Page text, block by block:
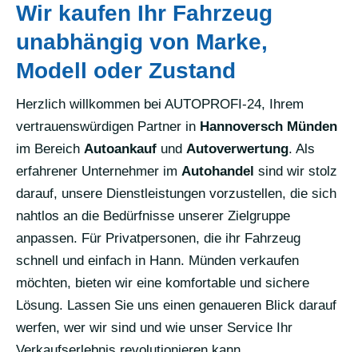
Wir kaufen Ihr Fahrzeug
unabhängig von Marke,
Modell oder Zustand
Herzlich willkommen bei AUTOPROFI-24, Ihrem
vertrauenswürdigen Partner in Hannoversch Münden
im Bereich Autoankauf und Autoverwertung. Als
erfahrener Unternehmer im Autohandel sind wir stolz
darauf, unsere Dienstleistungen vorzustellen, die sich
nahtlos an die Bedürfnisse unserer Zielgruppe
anpassen. Für Privatpersonen, die ihr Fahrzeug
schnell und einfach in Hann. Münden verkaufen
möchten, bieten wir eine komfortable und sichere
Lösung. Lassen Sie uns einen genaueren Blick darauf
werfen, wer wir sind und wie unser Service Ihr